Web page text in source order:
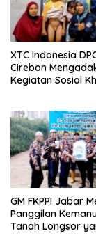
XTC Indonesia
Cirebon
Kegiatan Sosial
GM FKPPI Jabar
Panggilan
Tanah Longsor